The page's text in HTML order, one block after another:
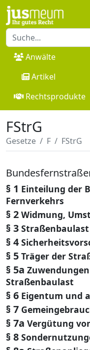
Anwälte
Artikel
Rechtsprodukte
FStrG
Gesetze F FStrG
§ 1 Einteilung der
Fernverkehrs
§ 2 Widmung,
§ 3 Straßenbaulast
§ 4
§ 5 Träger der
§ 5a
Straßenbaulast
§ 6 Eigentum und
§ 7
§ 7a Vergütung
§ 8